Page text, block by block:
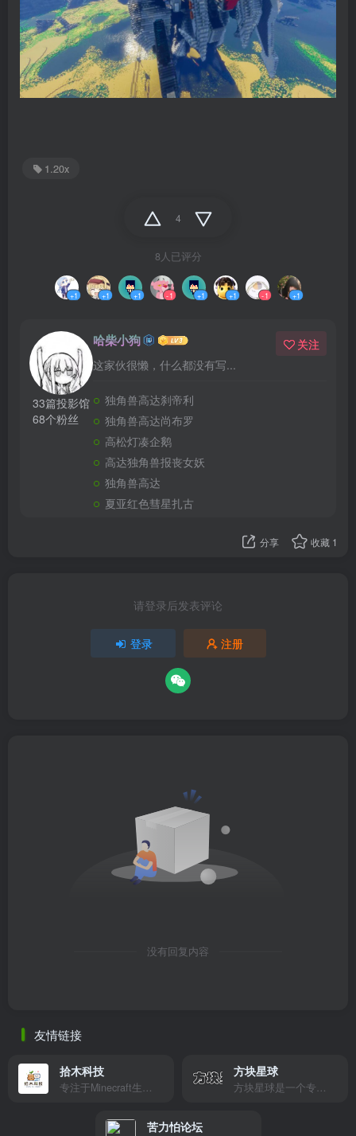
1.20x
4
8人已评分
+1 +1 +1 -1 +1 +1 -1 +1
33篇投影馆
68个粉丝
哈柴小狗
这家伙很懒，什么都没有写...
关注
独角兽高达刹帝利
独角兽高达尚布罗
高松灯凑企鹅
高达独角兽报丧女妖
独角兽高达
夏亚红色彗星扎古
分享 收藏 1
请登录后发表评论
登录 注册
没有回复内容
友情链接
拾木科技
专注于Minecraft生态建设
方块星球
方块星球是一个专注于我的世界的中文论坛，提供丰富的资源分享、玩家交流和创意展示，包括地图、皮肤、数据包等内容，打造Minecraft玩家的专属社区乐园！
苦力怕论坛